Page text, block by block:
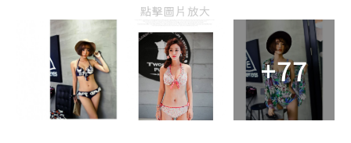
點擊圖片放大
+77